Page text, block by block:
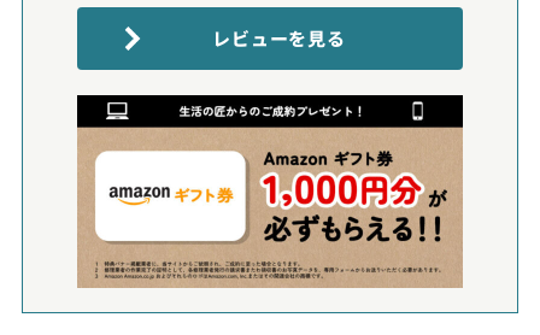
レビューを見る